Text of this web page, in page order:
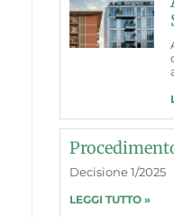
Decisione 1/2025
LEGGI TUTTO »